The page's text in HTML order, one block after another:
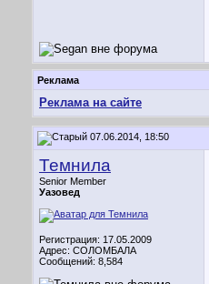
Реклама
Реклама на сайте
07.06.2014, 18:50
Темнила
Senior Member
Уазовед
Регистрация: 17.05.2009
Адрес: СОЛОМБАЛА
Сообщений: 8,584